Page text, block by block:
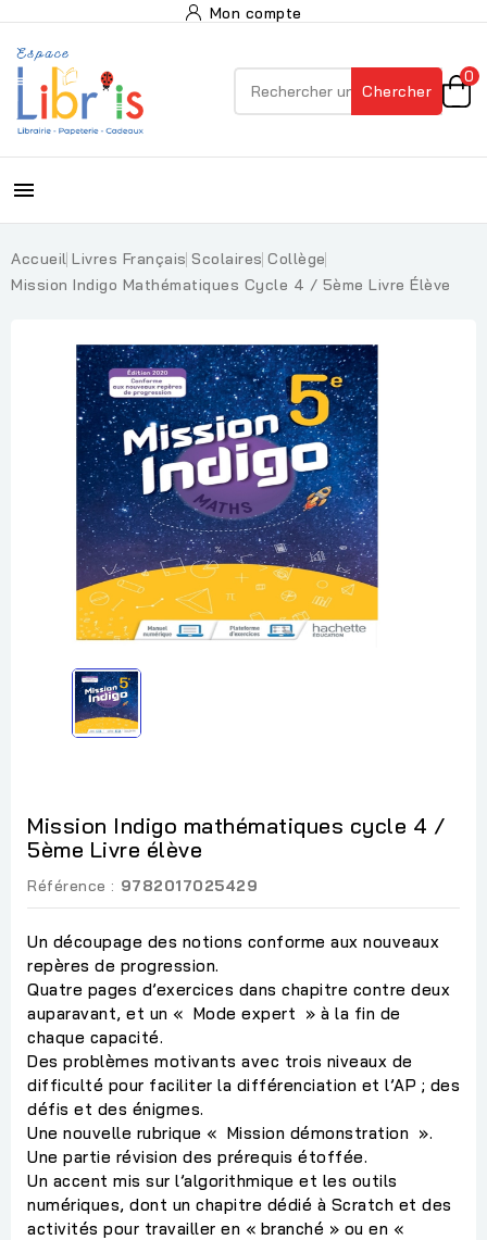
Mon compte
Chercher
0

Accueil Livres Français Scolaires Collège
Mission Indigo Mathématiques Cycle 4 / 5ème Livre Élève
Mission Indigo mathématiques cycle 4 /
5ème Livre élève
Référence : 9782017025429
Un découpage des notions conforme aux nouveaux
repères de progression.
Quatre pages d’exercices dans chapitre contre deux
auparavant, et un « Mode expert » à la fin de
chaque capacité.
Des problèmes motivants avec trois niveaux de
difficulté pour faciliter la différenciation et l’AP ; des
défis et des énigmes.
Une nouvelle rubrique « Mission démonstration ».
Une partie révision des prérequis étoffée.
Un accent mis sur l’algorithmique et les outils
numériques, dont un chapitre dédié à Scratch et des
activités pour travailler en « branché » ou en «